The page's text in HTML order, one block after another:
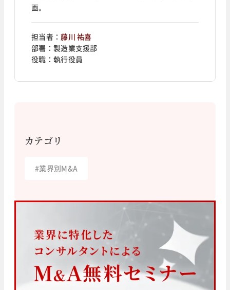
画。
担当者：藤川 祐喜
部署： 製造業支援部
役職： 執行役員
カテゴリ
#業界別M&A